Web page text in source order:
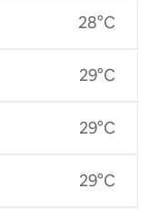
28°C
29°C
29°C
29°C